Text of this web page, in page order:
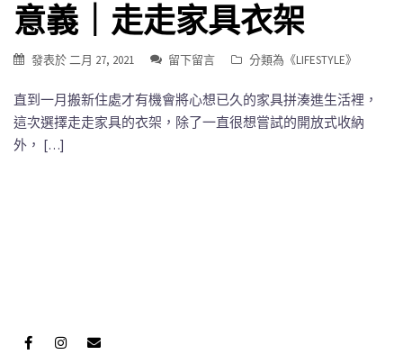
意義｜走走家具衣架
發表於二月 27, 2021 留下留言 分類為《LIFESTYLE》
直到一月搬新住處才有機會將心想已久的家具拼湊進生活裡，
這次選擇走走家具的衣架，除了一直很想嘗試的開放式收納
外， […]